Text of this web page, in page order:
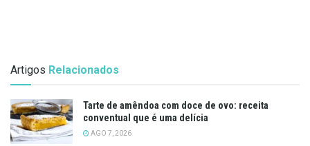
Artigos Relacionados
Tarte de amêndoa com doce de ovo: receita
conventual que é uma delícia
AGO 7, 2026